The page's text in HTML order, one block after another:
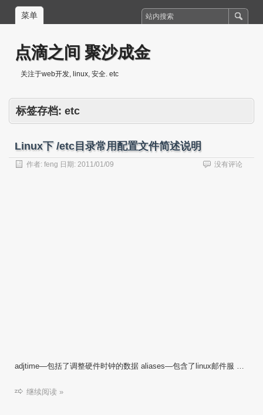
菜单
点滴之间 聚沙成金
关注于web开发, linux, 安全. etc
标签存档: etc
Linux下 /etc目录常用配置文件简述说明
作者: feng 日期: 2011/01/09 没有评论
adjtime—包括了调整硬件时钟的数据 aliases—包含了linux邮件服 …
继续阅读 »